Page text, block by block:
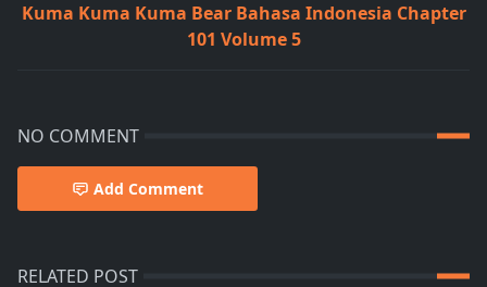
Kuma Kuma Kuma Bear Bahasa Indonesia Chapter
101 Volume 5
NO COMMENT
Add Comment
RELATED POST